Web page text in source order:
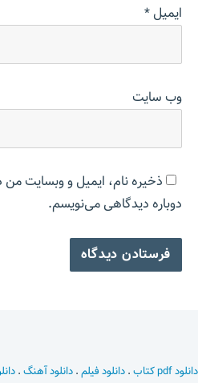
ایمیل*
وب‌ سایت
ذخیره نام، ایمیل و وبسایت من
دوباره دیدگاهی می‌نویسم.
دانلود pdf کتاب .دانلود فیلم.دانلود آهنگ.